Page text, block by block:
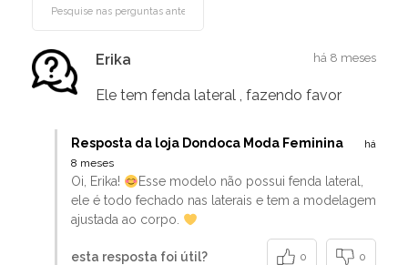
Erika há 8 meses
Ele tem fenda lateral , fazendo favor
Resposta da loja Dondoca Moda Feminina
há
8 meses
Oi, Erika!
Esse modelo não possui fenda lateral,
ele é todo fechado nas laterais e tem a modelagem
ajustada ao corpo.
esta resposta foi útil? 0 0